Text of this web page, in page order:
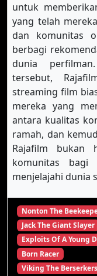
untuk
yang telah
dan komunitas
berbagi
dunia
tersebut,
streaming film
mereka yang
antara kualitas
ramah, dan
Rajafilm bukan
komunitas
menjelajahi dunia
Nonton The
Jack The Giant Slayer
Exploits Of A Young
Born Racer
Viking The Berserkers